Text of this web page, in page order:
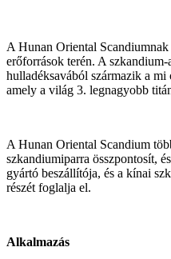
A Hunan Oriental
erőforrások terén. A
hulladéksavából származik a
amely a világ 3. legnagyobb
A Hunan Oriental Scandium
szkandiumiparra összpontosít,
gyártó beszállítója, és a kínai
részét foglalja el.
Alkalmazás